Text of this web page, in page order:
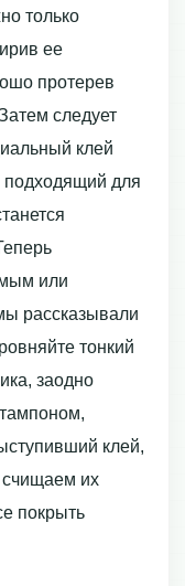
только
ее
протерев
следует
клей
подходящий для
или
рассказывали
тонкий
заодно
клей,
счищаем их
покрыть